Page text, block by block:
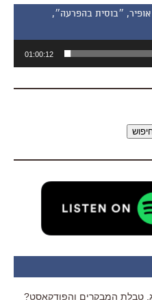
פרסי אופיר, ״בוסית בהפרעה״,
01:00:12
טבלת המבקרים והפודקאסט?